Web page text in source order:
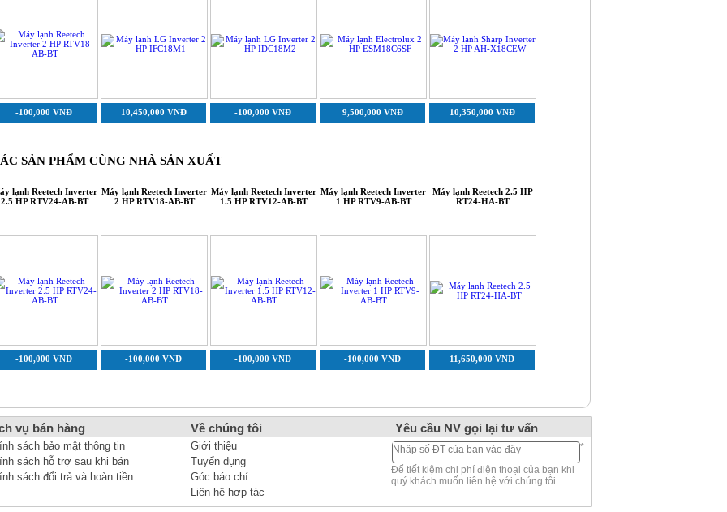
-100,000 VNĐ 10,450,000 VNĐ -100,000 VNĐ 9,500,000 VNĐ 10,350,000 VNĐ
SẢN PHẨM CÙNG NHÀ SẢN XUẤT
lạnh Reetech Inverter
2.5 HP RTV24-AB-BT
-100,000 VNĐ
Máy lạnh Reetech Inverter
2 HP RTV18-AB-BT
-100,000 VNĐ
Máy lạnh Reetech Inverter
1.5 HP RTV12-AB-BT
-100,000 VNĐ
Máy lạnh Reetech Inverter
1 HP RTV9-AB-BT
-100,000 VNĐ
Máy lạnh Reetech 2.5 HP
RT24-HA-BT
11,650,000 VNĐ
vụ bán hàng
sách bảo mật thông tin
sách hỗ trợ sau khi bán
sách đổi trả và hoàn tiền
Về chúng tôi
Giới thiệu
Tuyển dụng
Góc báo chí
Liên hệ hợp tác
Yêu cầu NV gọi lại tư vấn
*
Để tiết kiệm chi phí điện thoại của bạn khi
quý khách muốn liên hệ với chúng tôi .